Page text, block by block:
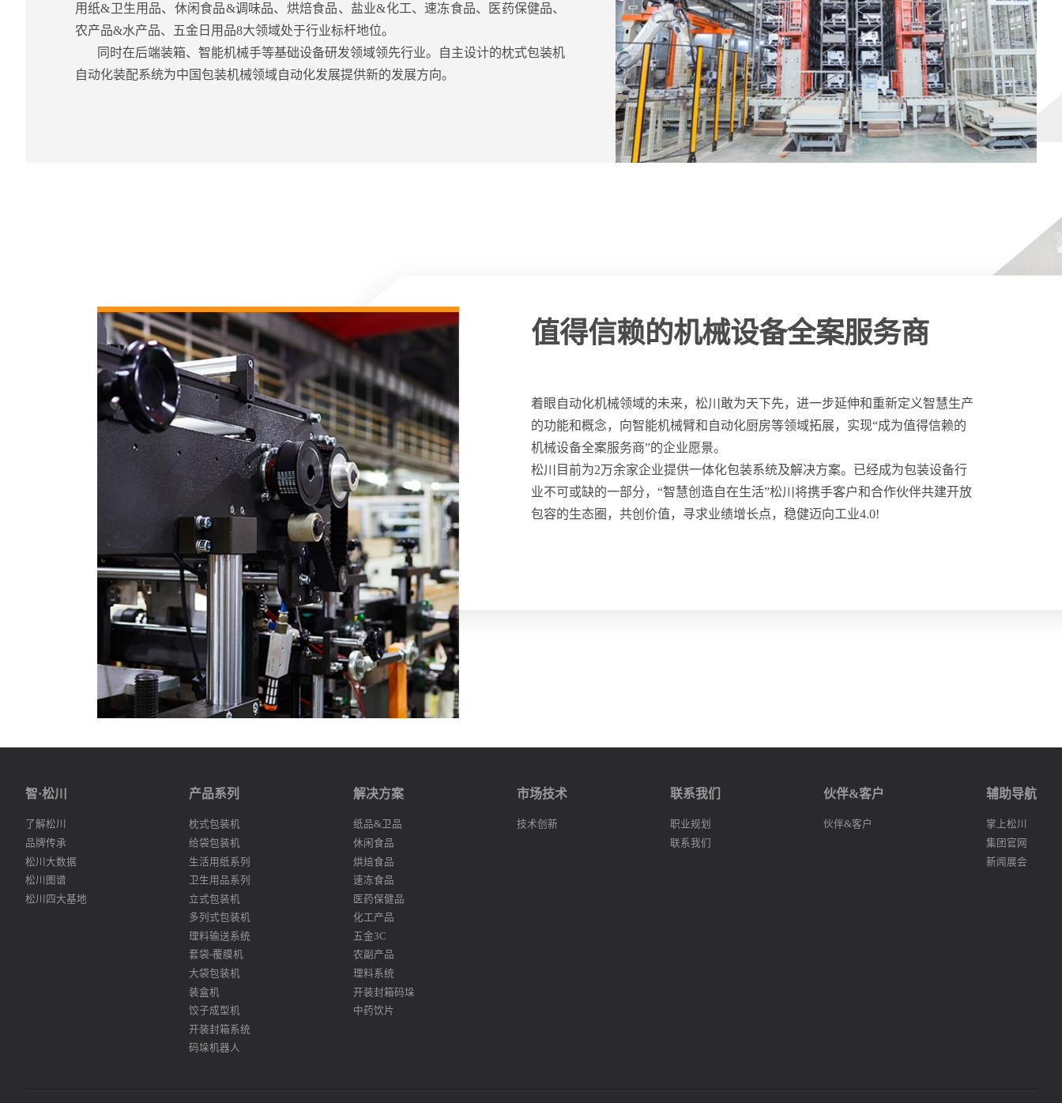
用纸&卫生用品、休闲食品&调味品、烘焙食品、盐业&化工、速冻食品、医药保健品、
农产品&水产品、五金日用品8大领域处于行业标杆地位。
同时在后端装箱、智能机械手等基础设备研发领域领先行业。自主设计的枕式包装机
自动化装配系统为中国包装机械领域自动化发展提供新的发展方向。
值得信赖的机械设备全案服务商
着眼自动化机械领域的未来，松川敢为天下先，进一步延伸和重新定义智慧生产
的功能和概念，向智能机械臂和自动化厨房等领域拓展，实现“成为值得信赖的
机械设备全案服务商”的企业愿景。
松川目前为2万余家企业提供一体化包装系统及解决方案。已经成为包装设备行
业不可或缺的一部分，“智慧创造自在生活”松川将携手客户和合作伙伴共建开放
包容的生态圈，共创价值，寻求业绩增长点，稳健迈向工业4.0!
智·松川
了解松川
品牌传承
松川大数据
松川图谱
松川四大基地
产品系列
枕式包装机
给袋包装机
生活用纸系列
卫生用品系列
立式包装机
多列式包装机
理料输送系统
套袋-覆膜机
大袋包装机
装盒机
饺子成型机
开装封箱系统
码垛机器人
解决方案
纸品&卫品
休闲食品
烘焙食品
速冻食品
医药保健品
化工产品
五金3C
农副产品
理料系统
开装封箱码垛
中药饮片
市场技术
技术创新
联系我们
职业规划
联系我们
伙伴&客户
伙伴&客户
辅助导航
掌上松川
集团官网
新闻展会